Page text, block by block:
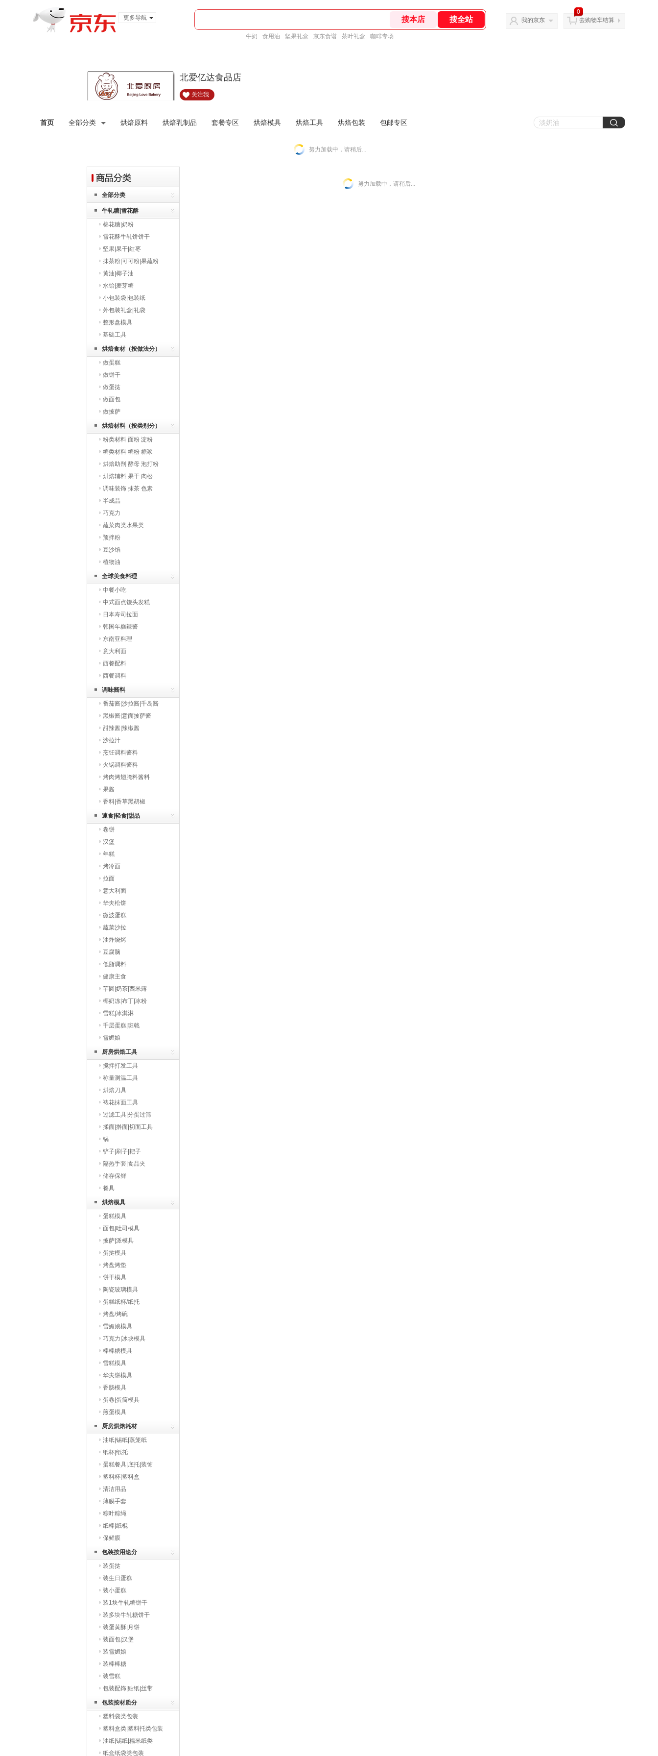
更多导航
牛奶 食用油 坚果礼盒 京东食谱 茶叶礼盒 咖啡专场
我的京东
0
去购物车结算
北爱亿达食品店
关注我
首页 全部分类 烘焙原料 烘焙乳制品 套餐专区 烘焙模具 烘焙工具 烘焙包装 包邮专区
努力加载中，请稍后...
全部分类
牛轧糖|雪花酥
棉花糖|奶粉
雪花酥牛轧饼饼干
坚果|果干|红枣
抹茶粉|可可粉|果蔬粉
黄油|椰子油
水饴|麦芽糖
小包装袋|包装纸
外包装礼盒|礼袋
整形盘模具
基础工具
烘焙食材（按做法分）
做蛋糕
做饼干
做蛋挞
做面包
做披萨
烘焙材料（按类别分）
粉类材料 面粉 淀粉
糖类材料 糖粉 糖浆
烘焙助剂 酵母 泡打粉
烘焙辅料 果干 肉松
调味装饰 抹茶 色素
半成品
巧克力
蔬菜肉类水果类
预拌粉
豆沙馅
植物油
全球美食料理
中餐小吃
中式面点馒头发糕
日本寿司拉面
韩国年糕辣酱
东南亚料理
意大利面
西餐配料
西餐调料
调味酱料
番茄酱|沙拉酱|千岛酱
黑椒酱|意面披萨酱
甜辣酱|辣椒酱
沙拉汁
烹饪调料酱料
火锅调料酱料
烤肉烤翅腌料酱料
果酱
香料|香草黑胡椒
速食|轻食|甜品
卷饼
汉堡
年糕
烤冷面
拉面
意大利面
华夫松饼
微波蛋糕
蔬菜沙拉
油炸烧烤
豆腐脑
低脂调料
健康主食
芋圆|奶茶|西米露
椰奶冻|布丁|冰粉
雪糕|冰淇淋
千层蛋糕|班戟
雪媚娘
厨房烘焙工具
搅拌打发工具
称量测温工具
烘焙刀具
裱花抹面工具
过滤工具|分蛋过筛
揉面|擀面|切面工具
锅
铲子|刷子|耙子
隔热手套|食品夹
储存保鲜
餐具
烘焙模具
蛋糕模具
面包|吐司模具
披萨|派模具
蛋挞模具
烤盘烤垫
饼干模具
陶瓷玻璃模具
蛋糕纸杯/纸托
烤盘/烤碗
雪媚娘模具
巧克力|冰块模具
棒棒糖模具
雪糕模具
华夫饼模具
香肠模具
蛋卷|蛋筒模具
煎蛋模具
厨房烘焙耗材
油纸|锡纸|蒸笼纸
纸杯|纸托
蛋糕餐具|底托|装饰
塑料杯|塑料盒
清洁用品
薄膜手套
粽叶粽绳
纸棒|纸棍
保鲜膜
包装按用途分
装蛋挞
装生日蛋糕
装小蛋糕
装1块牛轧糖饼干
装多块牛轧糖饼干
装蛋黄酥|月饼
装面包|汉堡
装雪媚娘
装棒棒糖
装雪糕
包装配饰|贴纸|丝带
包装按材质分
塑料袋类包装
塑料盒类|塑料托类包装
油纸|锡纸|糯米纸类
纸盒纸袋类包装
努力加载中，请稍后...